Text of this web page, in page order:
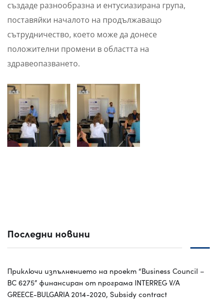
създаде разнообразна и ентусиазирана група,
поставяйки началото на продължаващо
сътрудничество, което може да донесе
положителни промени в областта на
здравеопазването.
Последни новини
Приключи изпълнението на проект “Business Council –
BC 6275” финансиран от програма INTERREG V/A
GREECE-BULGARIA 2014-2020, Subsidy contract